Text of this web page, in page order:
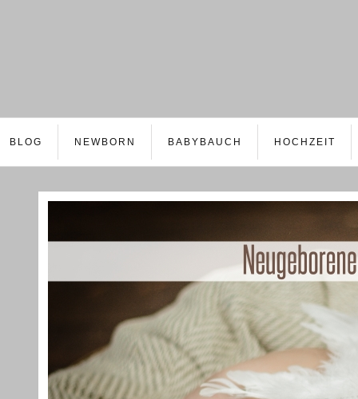
BLOG NEWBORN BABYBAUCH HOCHZEIT